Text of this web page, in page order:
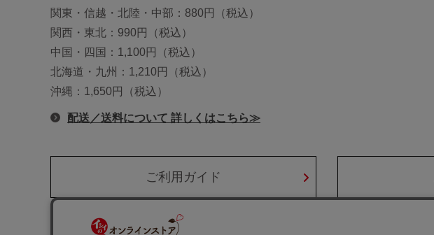
関東・信越・北陸・中部：880円（税込）
関西・東北：990円（税込）
中国・四国：1,100円（税込）
北海道・九州：1,210円（税込）
沖縄：1,650円（税込）
配送／送料について 詳しくはこちら≫
ご利用ガイド